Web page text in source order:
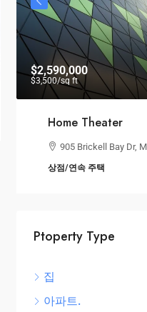
$2,590,000
$3,500/sq ft
Home Theater
905 Brickell Bay Dr,
상점/연속 주택
Ptoperty Type
집
아파트.